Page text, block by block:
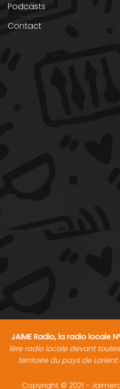
Podcasts
Contact
JAIME Radio, la radio locale
1ère radio locale devant
territoire du pays de
Copyright © 2021 -